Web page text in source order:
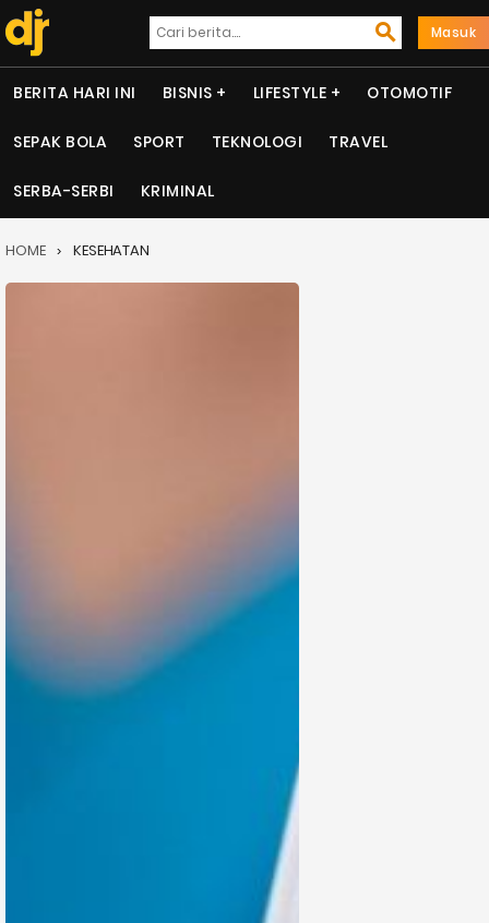
Masuk
BERITA HARI INI BISNIS LIFESTYLE OTOMOTIF
SEPAK BOLA SPORT TEKNOLOGI TRAVEL
SERBA-SERBI KRIMINAL
HOME KESEHATAN